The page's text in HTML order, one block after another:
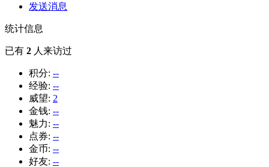
发送消息
统计信息
已有 2 人来访过
积分: --
经验: --
威望: 2
金钱: --
魅力: --
点券: --
金币: --
好友: --